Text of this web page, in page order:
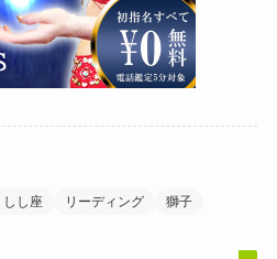
しし座 リーディング 獅子